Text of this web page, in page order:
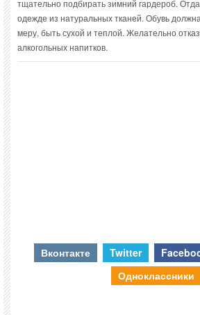
тщательно подбирать зимний гардероб.
одежде из натуральных тканей. Обувь
меру, быть сухой и теплой. Желательно
алкогольных напитков.
Вконтакте Twitter
Одноклассники